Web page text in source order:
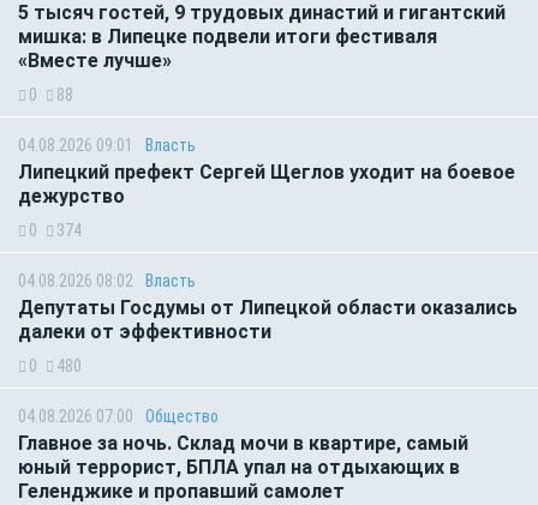
5 тысяч гостей, 9 трудовых династий и гигантский
мишка: в Липецке подвели итоги фестиваля
«Вместе лучше»
0 88
04.08.2026 09:01 Власть
Липецкий префект Сергей Щеглов уходит на боевое
дежурство
0 374
04.08.2026 08:02 Власть
Депутаты Госдумы от Липецкой области оказались
далеки от эффективности
0 480
04.08.2026 07:00 Общество
Главное за ночь. Склад мочи в квартире, самый
юный террорист, БПЛА упал на отдыхающих в
Геленджике и пропавший самолет